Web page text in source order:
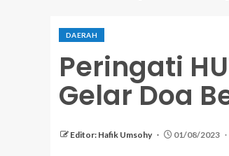
DAERAH
Peringati
Gelar Doa
Editor: Hafik Umsohy 01/08/2023